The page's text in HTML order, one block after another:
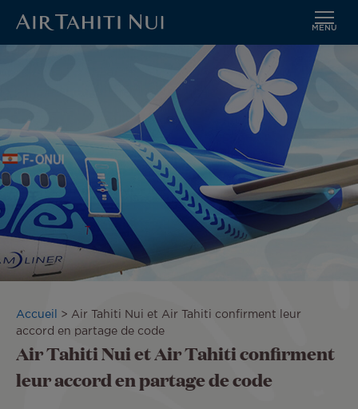
MENU
Fil
d'Ariane
Accueil
Air Tahiti Nui et Air Tahiti confirment leur
accord en partage de code
Air Tahiti Nui et Air Tahiti confirment
leur accord en partage de code